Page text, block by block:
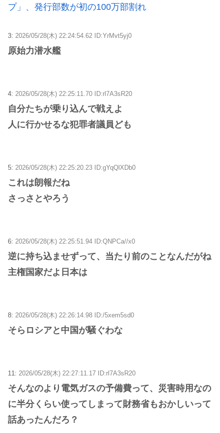
プ」、発行部数が初の100万部割れ
3: 2026/05/28(木) 22:24:54.62 ID:YrMvt5yj0
原始力潜水艦
4: 2026/05/28(木) 22:25:11.70 ID:rl7A3sR20
自分たちが乗り込んで戦えよ
人に行かせるな犯罪者議員ども
5: 2026/05/28(木) 22:25:20.23 ID:gYqQlXDb0
これは朗報だね
さっさとやろう
6: 2026/05/28(木) 22:25:51.94 ID:QNPCa//x0
逆に持ち込ませずって、当たり前のことなんだがね
主権国家だよ日本は
8: 2026/05/28(木) 22:26:14.98 ID:/5xem5sd0
そらロシアと中国が騒ぐわな
11: 2026/05/28(木) 22:27:11.17 ID:rl7A3sR20
そんなのより電気ガスの予備費って、災害時用なの
に半分くらい使ってしまって財務省もおかしいって
話あったんだろ？